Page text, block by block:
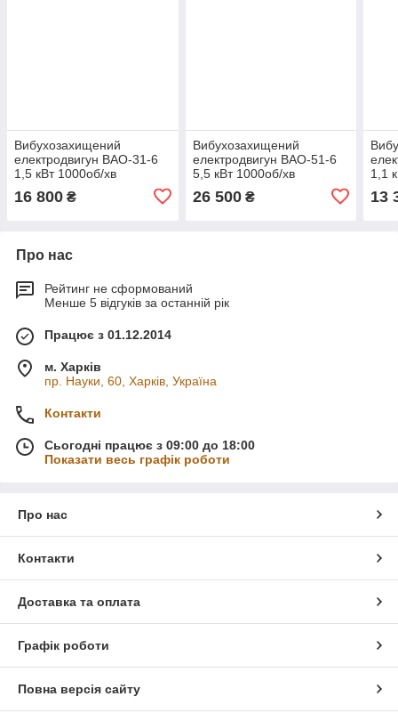
Вибухозахищений
електродвигун ВАО-31-6
1,5 кВт 1000об/хв
16 800 ₴
Вибухозахищений
електродвигун ВАО-51-6
5,5 кВт 1000об/хв
26 500₴
1,1
13
Про нас
Рейтинг не сформований
Менше 5 відгуків за останній рік
Працює з 01.12.2014
м. Харків
пр. Науки, 60, Харків, Україна
Контакти
Сьогодні працює з 09:00 до 18:00
Показати весь графік роботи
Про нас
Контакти
Доставка та оплата
Графік роботи
Повна версія сайту